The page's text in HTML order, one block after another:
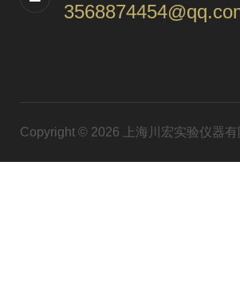
Copyright © 2026 上海川宏实验仪器